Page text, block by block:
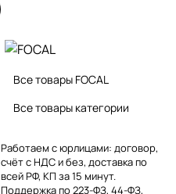
Все товары FOCAL
Все товары категории
Работаем с юрлицами: договор,
счёт с НДС и без, доставка по
всей РФ, КП за 15 минут.
Поддержка по 223-ФЗ, 44-ФЗ,